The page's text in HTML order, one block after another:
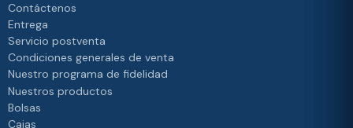
Contáctenos
Entrega
Servicio postventa
Condiciones generales de venta
Nuestro programa de fidelidad
Nuestros productos
Bolsas
Cajas